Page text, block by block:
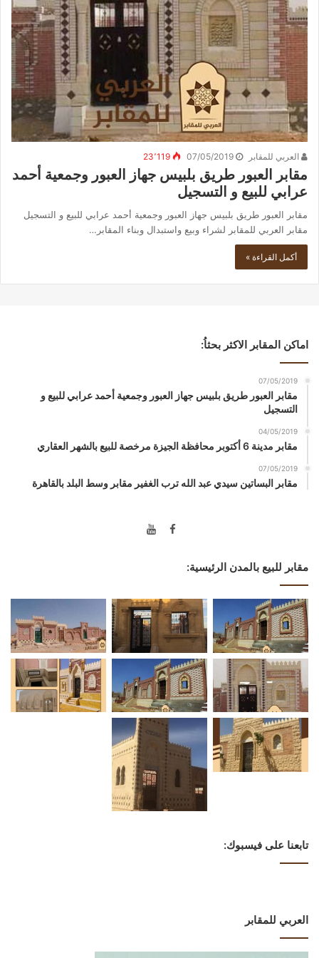
العربي للمقابر 07/05/2019 23٬119
مقابر العبور طريق بلبيس جهاز العبور وجمعية أحمد
عرابي للبيع و التسجيل
مقابر العبور طريق بلبيس جهاز العبور وجمعية أحمد عرابي للبيع و التسجيل
مقابر العربي للمقابر لشراء وبيع واستبدال وبناء المقابر…
أكمل القراءة »
اماكن المقابر الاكثر بحثاُ:
07/05/2019
مقابر العبور طريق بلبيس جهاز العبور وجمعية أحمد عرابي للبيع و
التسجيل
04/05/2019
مقابر مدينة 6 أكتوبر محافظة الجيزة مرخصة للبيع بالشهر العقاري
07/05/2019
مقابر البساتين سيدي عبد الله ترب الغفير مقابر وسط البلد بالقاهرة
مقابر للبيع بالمدن الرئيسية:
تابعنا على فيسبوك:
العربي للمقابر